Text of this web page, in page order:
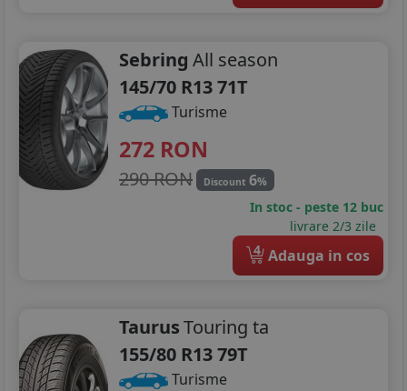
Sebring All season
145/70 R13 71T
Turisme
272 RON
290 RON Discount 6%
In stoc - peste 12 buc
livrare 2/3 zile
4 Adauga in cos
TaurusTouring ta
155/80 R13 79T
Turisme